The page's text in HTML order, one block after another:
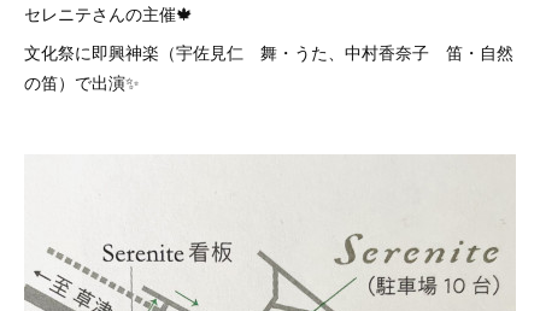
セレニテさんの主催🍁
文化祭に即興神楽（宇佐見仁 舞・うた、中村香奈子 笛・自然
の笛）で出演✨